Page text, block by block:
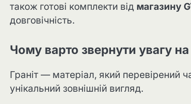
також готові комплекти від магазину
довговічність.
Чому варто звернути увагу на
Граніт — матеріал, який перевірений
унікальний зовнішній вигляд.